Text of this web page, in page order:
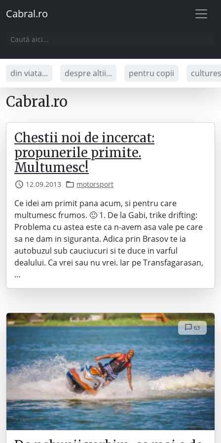
Cabral.ro
din viata... despre altii... pentru copii
Cabral.ro
Chestii noi de incercat:
propunerile primite.
Multumesc!
12.09.2013 motorsport
Ce idei am primit pana acum, si pentru care
multumesc frumos. 🙂 1. De la Gabi, trike drifting:
Problema cu astea este ca n-avem asa vale pe care
sa ne dam in siguranta. Adica prin Brasov te ia
autobuzul sub cauciucuri si te duce in varful
dealului. Ca vrei sau nu vrei. Iar pe Transfagarasan,
…
63